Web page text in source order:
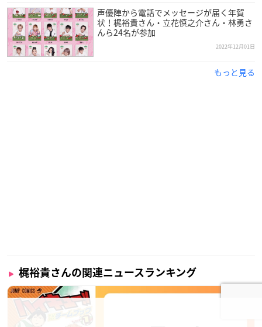
【ボイスメッセージの有効期限】
2023年1月1日(日)00：00〜4月30日(日)23：59
声優陣から電話でメッセージが届く年賀
状！梶裕貴さん・立花慎之介さん・林勇さ
んら24名が参加
2022年12月01日
もっと見る
梶裕貴さんの関連ニュースランキング